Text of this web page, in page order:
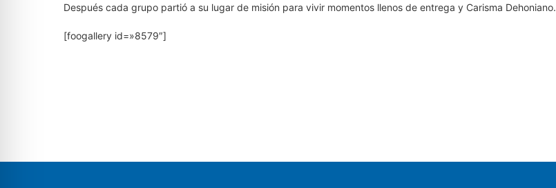
Después cada grupo partió a su lugar de misión para vivir momentos llenos de entrega y Carisma Dehoniano.
[foogallery id=»8579″]